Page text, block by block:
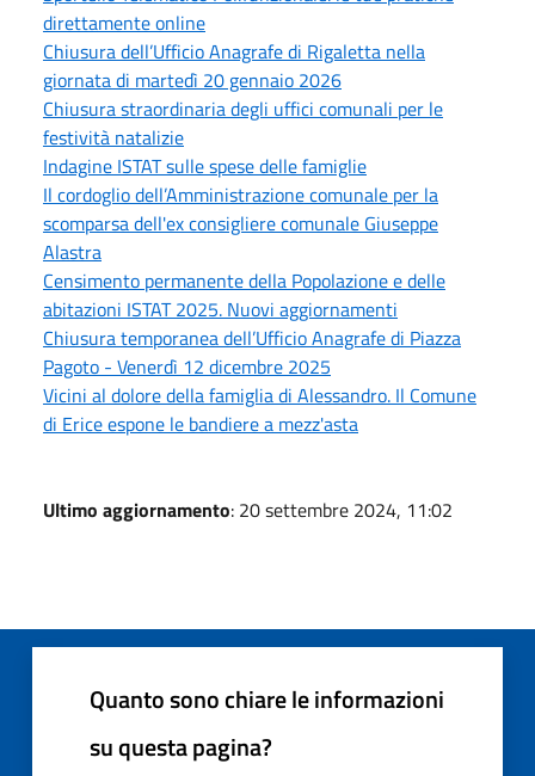
direttamente online
Chiusura dell’Ufficio Anagrafe di Rigaletta nella
giornata di martedì 20 gennaio 2026
Chiusura straordinaria degli uffici comunali per le
festività natalizie
Indagine ISTAT sulle spese delle famiglie
Il cordoglio dell’Amministrazione comunale per la
scomparsa dell'ex consigliere comunale Giuseppe
Alastra
Censimento permanente della Popolazione e delle
abitazioni ISTAT 2025. Nuovi aggiornamenti
Chiusura temporanea dell’Ufficio Anagrafe di Piazza
Pagoto - Venerdì 12 dicembre 2025
Vicini al dolore della famiglia di Alessandro. Il Comune
di Erice espone le bandiere a mezz'asta
Ultimo aggiornamento: 20 settembre 2024, 11:02
Quanto sono chiare le informazioni
su questa pagina?